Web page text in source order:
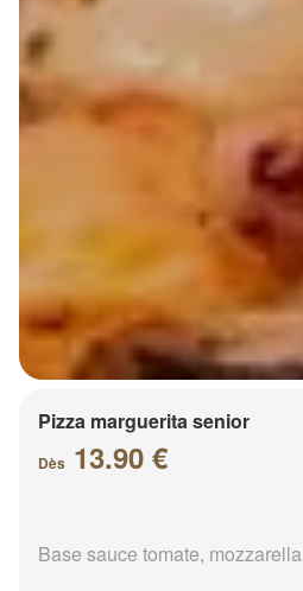
Pizza marguerita senior
Dès 13.90 €
Base sauce tomate, mozzarella